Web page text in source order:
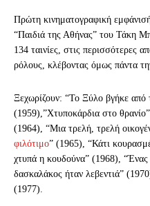
Πρώτη κινηματογραφική
“Παιδιά της Αθήνας” του Τάκη
134 ταινίες, στις περισσότερες
ρόλους, κλέβοντας όμως πάντα
Ξεχωρίζουν: “Το Ξύλο βγήκε από
(1959),”Χτυποκάρδια στο
(1964), “Μια τρελή, τρελή
φιλότιμο” (1965), “Κάτι
χτυπά η κουδούνα” (1968),
δασκαλάκος ήταν λεβεντιά”
(1977).